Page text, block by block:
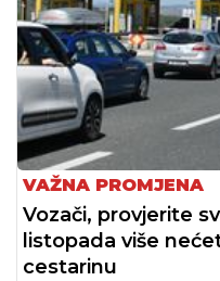
VAŽNA PROMJENA
Vozači, provjerite
listopada više
cestarinu